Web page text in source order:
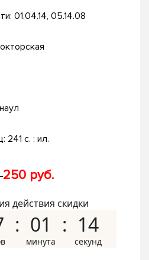
01.04.14, 05.14.08
241 с. : ил.
250 руб.
действия скидки
01 13